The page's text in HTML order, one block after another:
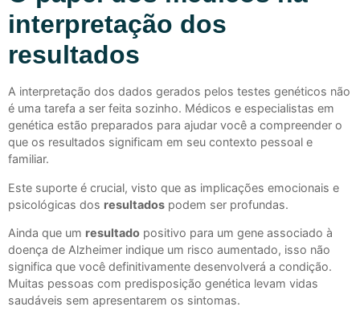
interpretação dos
resultados
A interpretação dos dados gerados pelos testes genéticos não
é uma tarefa a ser feita sozinho. Médicos e especialistas em
genética estão preparados para ajudar você a compreender o
que os resultados significam em seu contexto pessoal e
familiar.
Este suporte é crucial, visto que as implicações emocionais e
psicológicas dos resultados podem ser profundas.
Ainda que um resultado positivo para um gene associado à
doença de Alzheimer indique um risco aumentado, isso não
significa que você definitivamente desenvolverá a condição.
Muitas pessoas com predisposição genética levam vidas
saudáveis sem apresentarem os sintomas.